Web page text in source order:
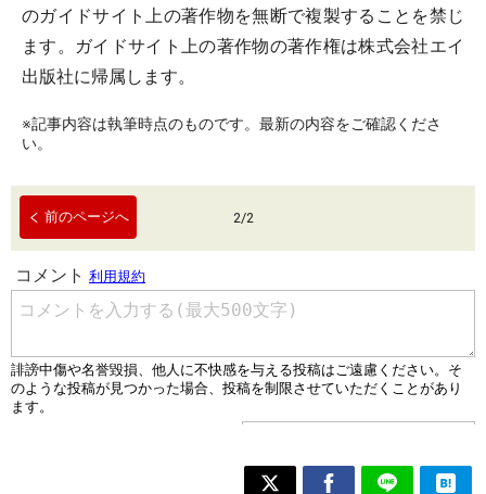
のガイドサイト上の著作物を無断で複製することを禁じ
ます。ガイドサイト上の著作物の著作権は株式会社エイ
出版社に帰属します。
※記事内容は執筆時点のものです。最新の内容をご確認くださ
い。
前のページへ 2/2